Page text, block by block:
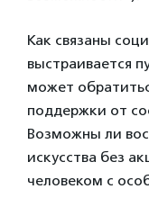
Как связаны
выстраивается
может
поддержки от
Возможны ли
искусства без
человеком с